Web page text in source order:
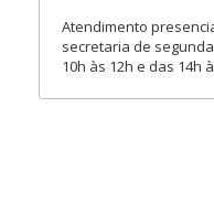
Atendimento
secretaria de
10h às 12h e das 14h